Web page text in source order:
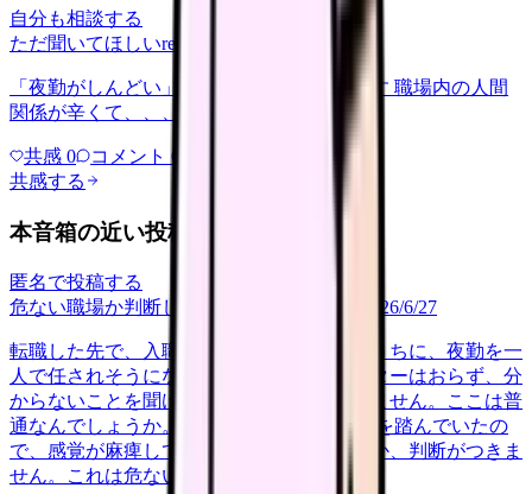
自分も相談する
ただ聞いてほしいrelationships
「夜勤がしんどい」について相談したいです 職場内の人間
関係が辛くて、、、
共感 0 コメント 0
共感する
本音箱の近い投稿
匿名で投稿する
危ない職場か判断してほしい
2026/6/27
転職した先で、入職して二ヶ月も経たないうちに、夜勤を一
人で任されそうになっています。プリセプターはおらず、分
からないことを聞ける相手も日によっていません。ここは普
通なんでしょうか。 前の職場はもっと段階を踏んでいたの
で、感覚が麻痺しているのか自分が甘いのか、判断がつきま
せん。これは危ない環境なのか…